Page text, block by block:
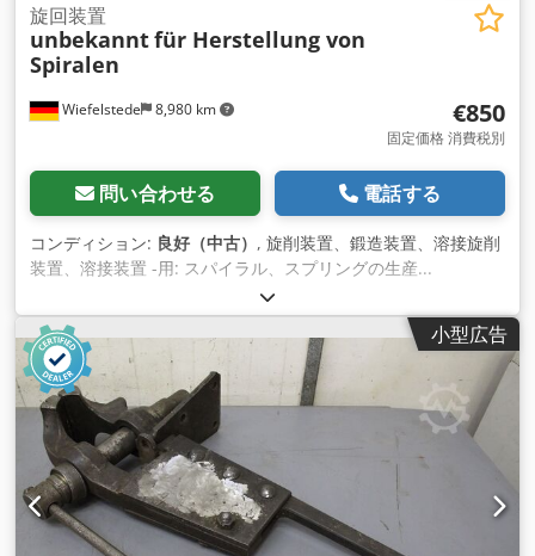
Wiefelstede 8,980 km
旋回装置
unbekanntfür Herstellung von
Spiralen
€850
固定価格 消費税別
問い合わせる 電話する
コンディション: 良好（中古） , 旋削装置、鍛造装置、溶接旋削
装置、溶接装置 -用: スパイラル、スプリングの生産...
Djdpfxjcvpuaj Ackokr -ホルダーØ 88 x 300 mm -スピード：
31rpm -ドライブ。1.5kW -電圧：400V -寸法図。
1000/550/H1200 mm -重量：120kg
小型広告